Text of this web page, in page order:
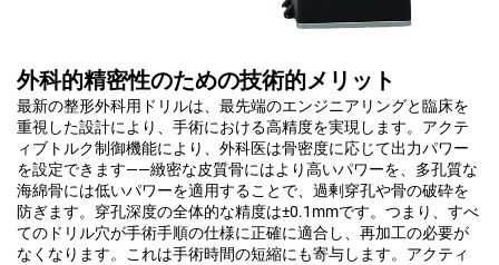
外科的精密性のための技術的メリット
最新の整形外科用ドリルは、最先端のエンジニアリングと臨床を
重視した設計により、手術における高精度を実現します。アクテ
ィブトルク制御機能により、外科医は骨密度に応じて出力パワー
を設定できます——緻密な皮質骨にはより高いパワーを、多孔質な
海綿骨には低いパワーを適用することで、過剰穿孔や骨の破砕を
防ぎます。穿孔深度の全体的な精度は±0.1mmです。つまり、すべ
てのドリル穴が手術手順の仕様に正確に適合し、再加工の必要が
なくなります。これは手術時間の短縮にも寄与します。アクティ